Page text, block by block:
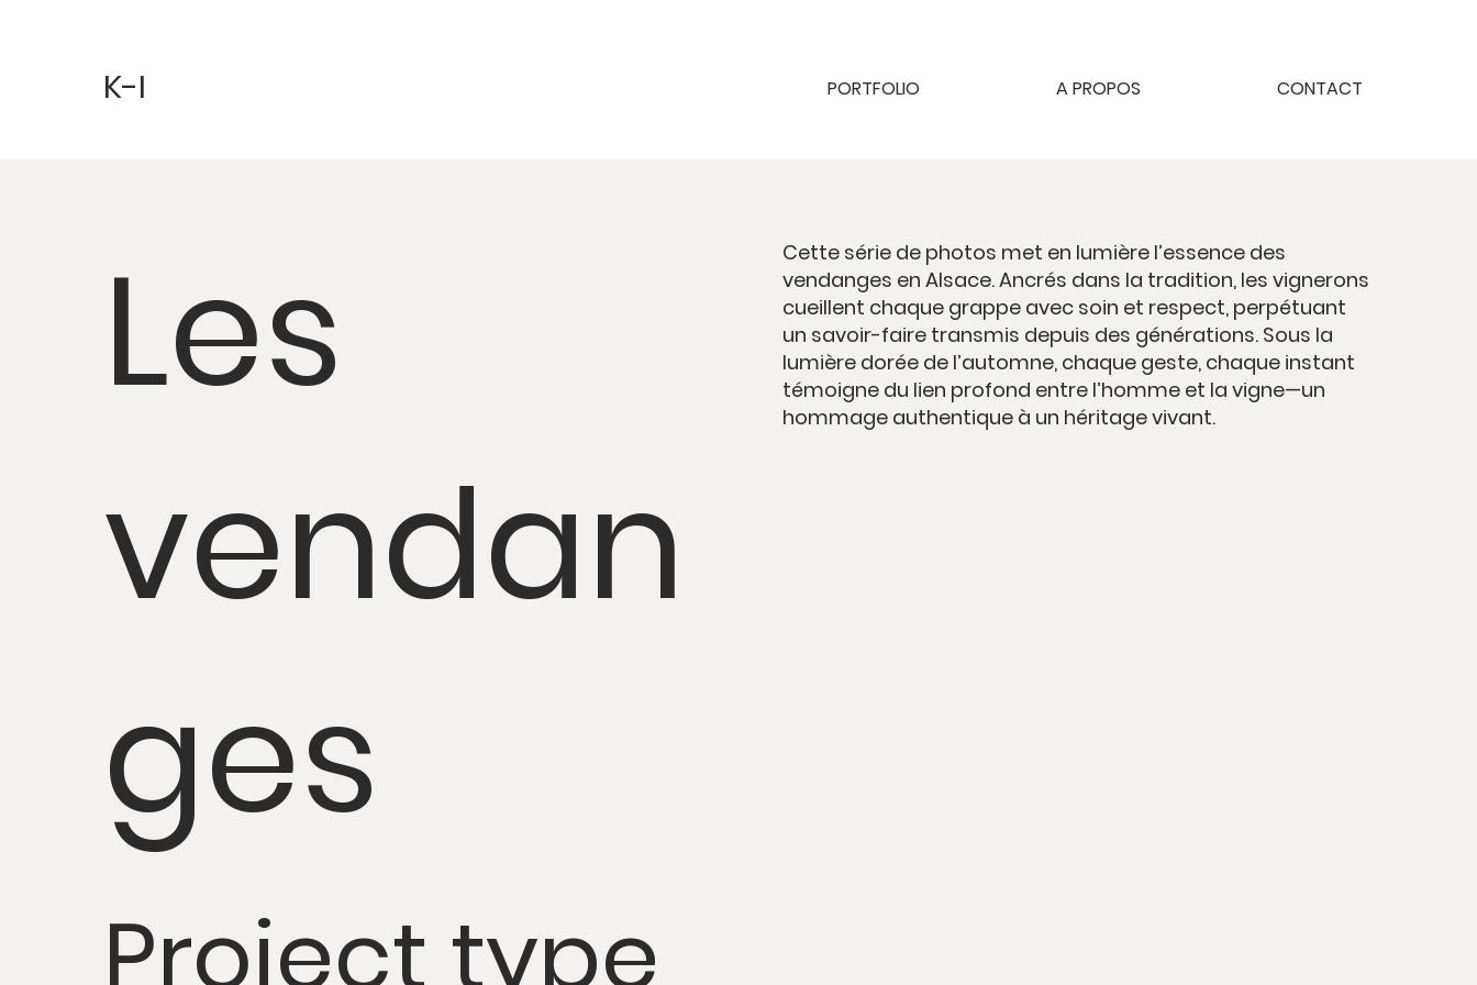
PORTFOLIO A PROPOS CONTACT
K-I
Les
vendan
ges
Project type
Cette série de photos met en lumière l’essence des
vendanges en Alsace. Ancrés dans la tradition, les vignerons
cueillent chaque grappe avec soin et respect, perpétuant
un savoir-faire transmis depuis des générations. Sous la
lumière dorée de l’automne, chaque geste, chaque instant
témoigne du lien profond entre l’homme et la vigne—un
hommage authentique à un héritage vivant.